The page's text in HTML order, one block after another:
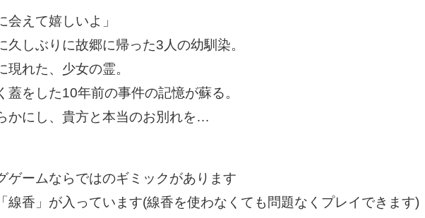
会えて嬉しいよ」
しぶりに故郷に帰った3人の幼馴染。
現れた、少女の霊。
蓋をした10年前の事件の記憶が蘇る。
かにし、貴方と本当のお別れを…
ゲームならではのギミックがあります
線香」が入っています(線香を使わなくても問題なくプレイできます)